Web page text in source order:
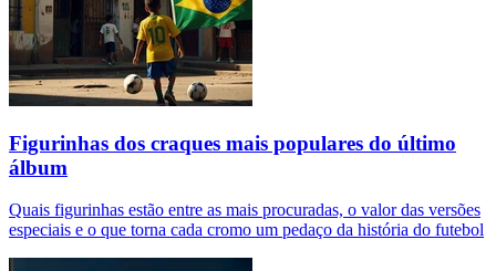
Figurinhas dos craques mais populares do último
álbum
Quais figurinhas estão entre as mais procuradas, o valor das versões
especiais e o que torna cada cromo um pedaço da história do futebol